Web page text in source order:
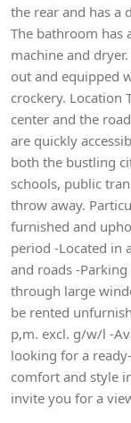
the rear and has a
The bathroom has
machine and
out and equipped
crockery. Location
center and the
are quickly
both the bustling
schools, public
throw away.
furnished and
period -Located in
and roads -
through large
be rented
p,m. excl. g/w/l -
looking for a
comfort and style
invite you for a